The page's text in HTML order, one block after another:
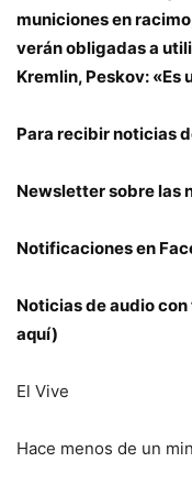
municiones en
verán obligadas a
Kremlin, Peskov: «Es
Para recibir noticias
Newsletter sobre las
Notificaciones en
Noticias de audio
aquí)
El Vive
Hace menos de un